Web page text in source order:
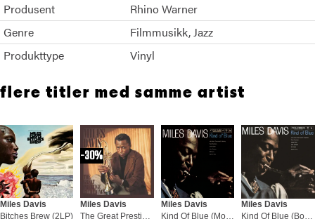
Produsent
Rhino Warner
Genre
Filmmusikk Jazz
Produkttype
Vinyl
flere titler med samme artist
Miles Davis
Bitches Brew (2LP)
30%
Miles Davis
Miles Davis
Kind Of Blue (Mono) (LP)
Miles Davis